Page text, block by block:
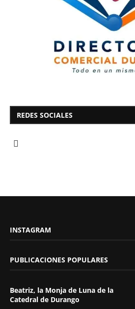
REDES SOCIALES
INSTAGRAM
PUBLICACIONES POPULARES
Beatriz, la Monja de Luna de la
Catedral de Durango